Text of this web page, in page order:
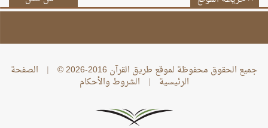
جميع الحقوق محفوظة لموقع طريق القرآن 2016-2026 © | الصفحة
الرئيسية | الشروط والأحكام